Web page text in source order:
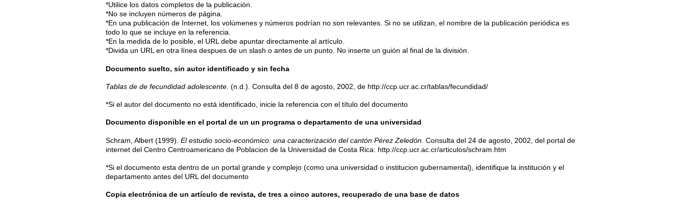
*Utilice los datos completos de la publicación.
*No se incluyen números de página.
*En una publicación de Internet, los volúmenes y números podrían no son relevantes. Si no se utilizan, el nombre de la publicación periódica es
todo lo que se incluye en la referencia.
*En la medida de lo posible, el URL debe apuntar directamente al artículo.
*Divida un URL en otra línea despues de un slash o antes de un punto. No inserte un guión al final de la división.
Documento suelto, sin autor identificado y sin fecha
Tablas de de fecundidad adolescente . (n.d.). Consulta del 8 de agosto, 2002, de http://ccp.ucr.ac.cr/tablas/fecundidad/
*Si el autor del documento no está identificado, inicie la referencia con el título del documento
Documento disponible en el portal de un un programa o departamento de una universidad
Schram, Albert (1999). El estudio socio-económico: una caracterización del cantón Pérez Zeledón . Consulta del 24 de agosto, 2002, del portal de
internet del Centro Centroamericano de Poblacion de la Universidad de Costa Rica: http://ccp.ucr.ac.cr/articulos/schram.htm
*Si el documento esta dentro de un portal grande y complejo (como una universidad o institucion gubernamental), identifique la institución y el
departamento antes del URL del documento
Copia electrónica de un artículo de revista, de tres a cinco autores, recuperado de una base de datos